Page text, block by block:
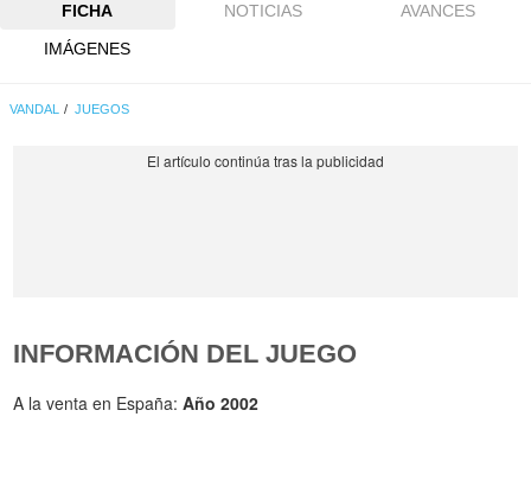
FICHA NOTICIAS
AVANCES
IMÁGENES
VANDAL JUEGOS
INFORMACIÓN DEL JUEGO
A la venta en España:Año 2002